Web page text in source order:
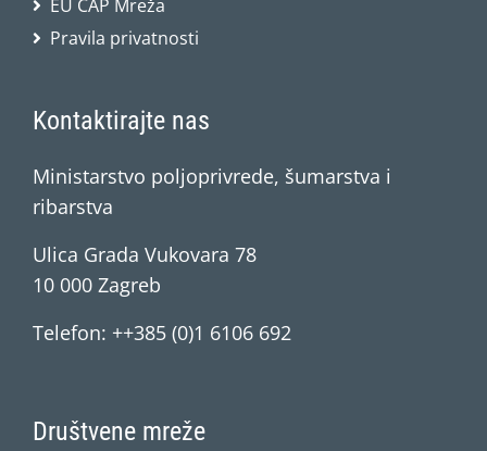
EU CAP Mreža
Pravila privatnosti
Kontaktirajte nas
Ministarstvo poljoprivrede, šumarstva i
ribarstva
Ulica Grada Vukovara 78
10 000 Zagreb
Telefon: ++385 (0)1 6106 692
Društvene mreže